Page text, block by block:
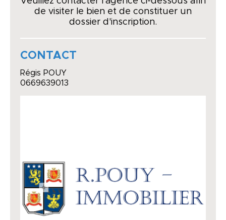
de visiter le bien et de constituer un
dossier d'inscription.
CONTACT
Régis POUY
0669639013